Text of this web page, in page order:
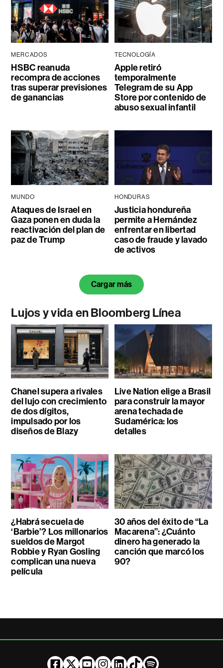
MERCADOS
HSBC reanuda
recompra de acciones
tras superar previsiones
de ganancias
TECNOLOGÍA
Apple retiró
temporalmente
Telegram de su App
Store por contenido de
abuso sexual infantil
MUNDO
Ataques de Israel en
Gaza ponen en duda la
reactivación del plan de
paz de Trump
HONDURAS
Justicia hondureña
permite a Hernández
enfrentar en libertad
caso de fraude y lavado
de activos
Cargar más
Lujos y vida en Bloomberg Línea
Chanel supera a rivales
del lujo con crecimiento
de dos dígitos,
impulsado por los
diseños de Blazy
Live Nation elige a Brasil
para construir la mayor
arena techada de
Sudamérica: los
detalles
¿Habrá secuela de
‘Barbie’? Los millonarios
sueldos de Margot
Robbie y Ryan Gosling
complican una nueva
película
30 años del éxito de “La
Macarena”: ¿Cuánto
dinero ha generado la
canción que marcó los
90?